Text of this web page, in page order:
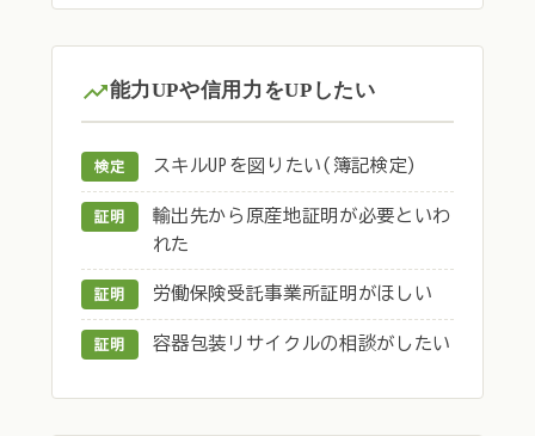
能力UPや信用力をUPしたい
検定 スキルUPを図りたい(簿記検定)
証明
輸出先から原産地証明が必要といわ
れた
証明 労働保険受託事業所証明がほしい
証明 容器包装リサイクルの相談がしたい